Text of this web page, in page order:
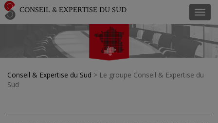
CONSEIL & EXPERTISE DU SUD
Conseil & Expertise du Sud > Le groupe Conseil & Expertise du
Sud